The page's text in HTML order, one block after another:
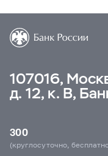
107016,
д. 12, к. В,
300
(круглосуточно,